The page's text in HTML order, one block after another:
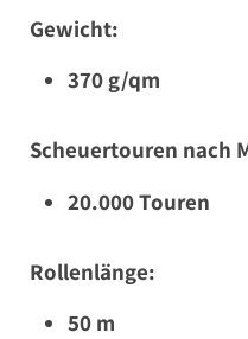
Gewicht:
370 g/qm
Scheuertouren nach
20.000 Touren
Rollenlänge:
50 m